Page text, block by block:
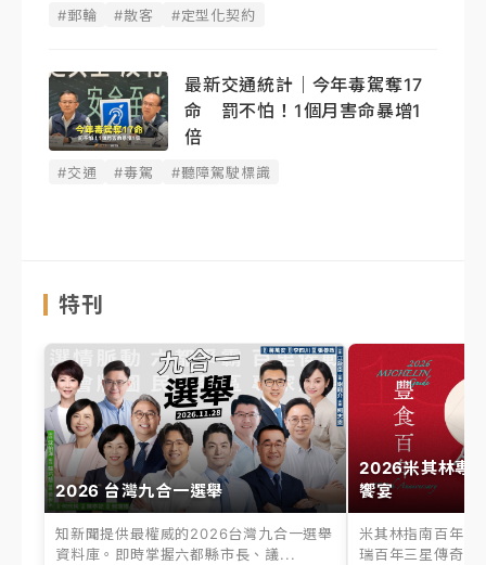
#郵輪 #散客 #定型化契約
最新交通統計｜今年毒駕奪17
命 罰不怕！1個月害命暴增1
倍
#交通 #毒駕 #聽障駕駛標識
特刊
2026 台灣九合一選舉
知新聞提供最權威的2026台灣九合一選舉
資料庫。即時掌握六都縣市長、議...
2026米其林專
饗宴
米其林指南百年之
瑞百年三星傳奇、